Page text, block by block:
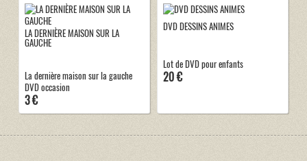
LA DERNIÈRE MAISON SUR LA
GAUCHE
La dernière maison sur la gauche
DVD occasion
3 €
DVD DESSINS ANIMES
Lot de DVD pour enfants
20 €